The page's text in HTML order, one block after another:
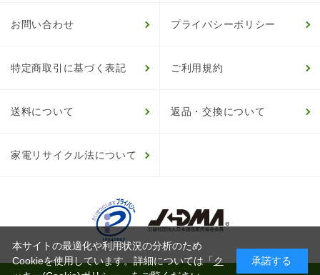
お問い合わせ プライバシーポリシー
特定商取引に基づく表記 ご利用規約
送料について 返品・交換について
家電リサイクル法について
本サイトの最適化や利用状況の分析のため
Cookieを使用しています。詳細については「ク
承諾する